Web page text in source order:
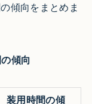
傾向をまとめま
傾向
装用時間の傾